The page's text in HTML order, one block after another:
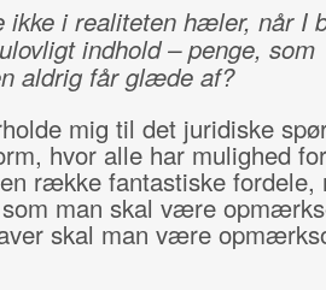
ikke i realiteten hæler, når I
indhold – penge, som
aldrig får glæde af?
mig til det juridiske
hvor alle har mulighed
række fantastiske fordele,
man skal være
skal man være